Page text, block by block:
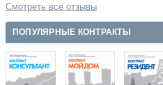
Смотреть все отзывы
ПОПУЛЯРНЫЕ КОНТРАКТЫ